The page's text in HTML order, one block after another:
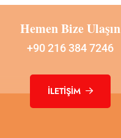
Hemen Bize Ulaşın
+90 216 384 7246
İLETIŞIM